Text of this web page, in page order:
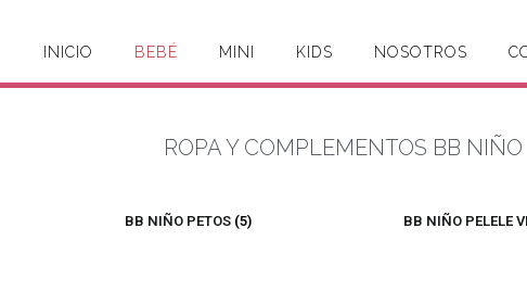
INICIO BEBÉ MINI KIDS NOSOTROS
ROPA Y COMPLEMENTOS BB NIÑO
BB NIÑO PETOS (5) BB NIÑO PELELE